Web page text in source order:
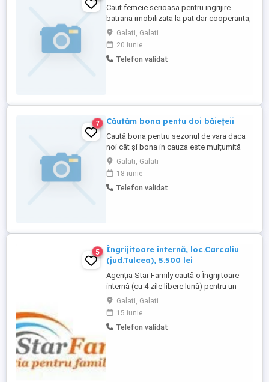
Caut femeie serioasa pentru ingrijire
batrana imobilizata la pat dar cooperanta,
in limita abilitatilor. Program de lucru: 48
de ore cu 48.
Galati, Galati
20 iunie
Telefon validat
7 Căutăm bona pentu doi băiețeii
Caută bona pentru sezonul de vara daca
noi cât și bona in cauza este mulțumită
vom continua colaborarea pe teu mai
multe detalii la Nr de telefon menționez că
, daca nu răspund la telefon puteți lăsa un
mesaj pe wap mulțumesc frumos
Galati, Galati
18 iunie
Telefon validat
5
Îngrijitoare internă, loc.Carcaliu
(jud.Tulcea), 5.500 lei
Agenția Star Family caută o Îngrijitoare
internă (cu 4 zile libere lună) pentru un
domn greu deplasabil (și cu pampers),
care necesită ajutor, ce locuiește în
loc.Carcaliu (jud. Tulcea). Domnul
locuiește împreună cu soția dumnealui (e
Galati, Galati
15 iunie
Telefon validat